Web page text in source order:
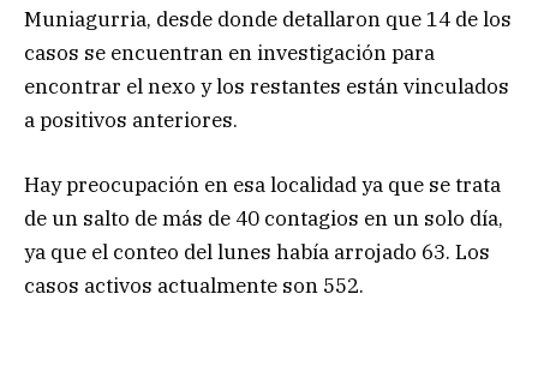
Muniagurria, desde donde detallaron que 14 de los
casos se encuentran en investigación para
encontrar el nexo y los restantes están vinculados
a positivos anteriores.
Hay preocupación en esa localidad ya que se trata
de un salto de más de 40 contagios en un solo día,
ya que el conteo del lunes había arrojado 63. Los
casos activos actualmente son 552.